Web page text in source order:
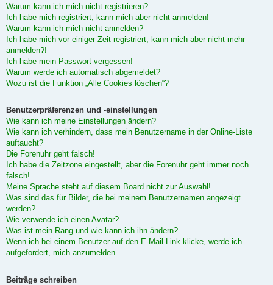
Warum kann ich mich nicht registrieren?
Ich habe mich registriert, kann mich aber nicht anmelden!
Warum kann ich mich nicht anmelden?
Ich habe mich vor einiger Zeit registriert, kann mich aber nicht mehr
anmelden?!
Ich habe mein Passwort vergessen!
Warum werde ich automatisch abgemeldet?
Wozu ist die Funktion „Alle Cookies löschen“?
Benutzerpräferenzen und -einstellungen
Wie kann ich meine Einstellungen ändern?
Wie kann ich verhindern, dass mein Benutzername in der Online-Liste
auftaucht?
Die Forenuhr geht falsch!
Ich habe die Zeitzone eingestellt, aber die Forenuhr geht immer noch
falsch!
Meine Sprache steht auf diesem Board nicht zur Auswahl!
Was sind das für Bilder, die bei meinem Benutzernamen angezeigt
werden?
Wie verwende ich einen Avatar?
Was ist mein Rang und wie kann ich ihn ändern?
Wenn ich bei einem Benutzer auf den E-Mail-Link klicke, werde ich
aufgefordert, mich anzumelden.
Beiträge schreiben